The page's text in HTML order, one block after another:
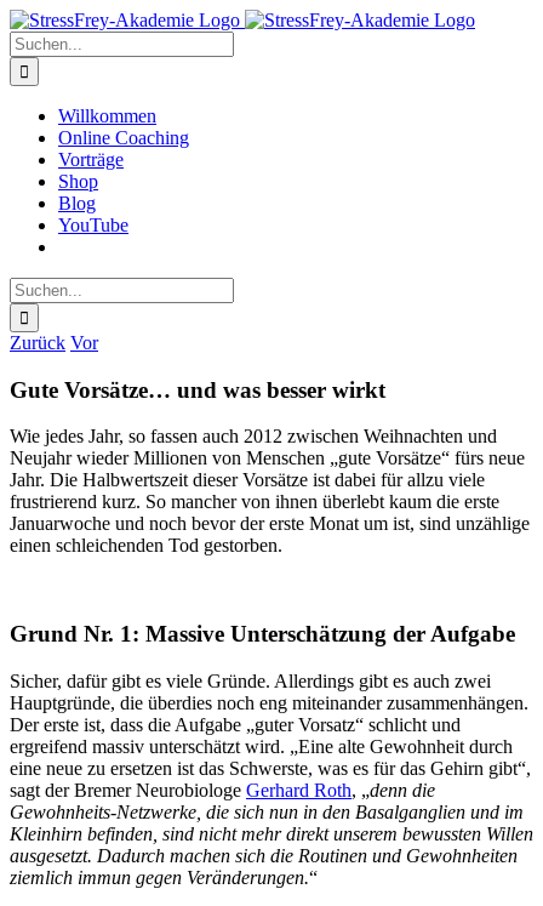
Zum
Inhalt
springen
Suche
nach:
Willkommen
Online Coaching
Vorträge
Shop
Blog
YouTube
Suche
nach:
Zurück Vor
Gute Vorsätze… und was besser wirkt
Wie jedes Jahr, so fassen auch 2012 zwischen Weihnachten und
Neujahr wieder Millionen von Menschen „gute Vorsätze“ fürs neue
Jahr. Die Halbwertszeit dieser Vorsätze ist dabei für allzu viele
frustrierend kurz. So mancher von ihnen überlebt kaum die erste
Januarwoche und noch bevor der erste Monat um ist, sind unzählige
einen schleichenden Tod gestorben.
Grund Nr. 1: Massive Unterschätzung der Aufgabe
Sicher, dafür gibt es viele Gründe. Allerdings gibt es auch zwei
Hauptgründe, die überdies noch eng miteinander zusammenhängen.
Der erste ist, dass die Aufgabe „guter Vorsatz“ schlicht und
ergreifend massiv unterschätzt wird. „Eine alte Gewohnheit durch
eine neue zu ersetzen ist das Schwerste, was es für das Gehirn gibt“,
sagt der Bremer Neurobiologe Gerhard Roth, „denn die
Gewohnheits-Netzwerke, die sich nun in den Basalganglien und im
Kleinhirn befinden, sind nicht mehr direkt unserem bewussten Willen
ausgesetzt. Dadurch machen sich die Routinen und Gewohnheiten
ziemlich immun gegen Veränderungen.“